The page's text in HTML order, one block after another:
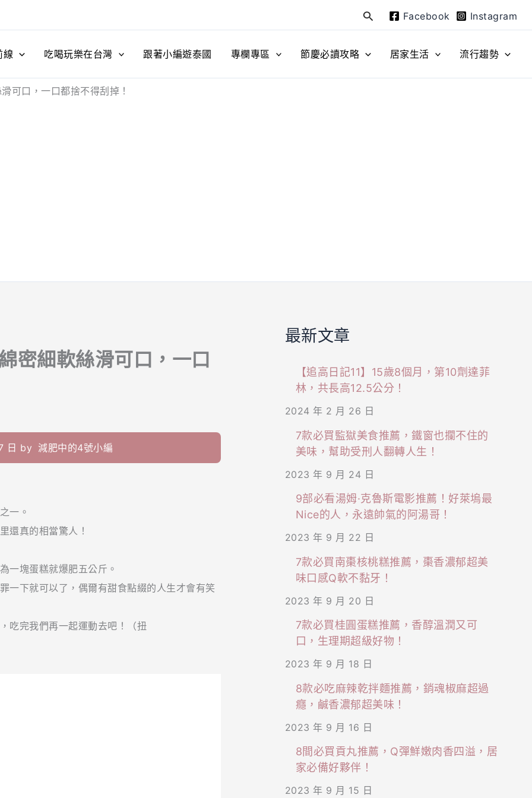
搜
尋
Facebook Instagram
線 吃喝玩樂在台灣 跟著小編遊泰國 專欄專區 節慶必讀攻略 居家生活 流行趨勢
可口，一口都捨不得刮掉！
密細軟絲滑可口，一口
日 by 減肥中的4號小編
一。
還真的相當驚人！
一塊蛋糕就爆肥五公斤。
一下就可以了，偶爾有甜食點綴的人生才會有笑
吃完我們再一起運動去吧！（扭
最新文章
【追高日記11】15歲8個月，第10劑達菲
林，共長高12.5公分！
2024 年 2 月 26 日
7款必買監獄美食推薦，鐵窗也攔不住的
美味，幫助受刑人翻轉人生！
2023 年 9 月 24 日
9部必看湯姆·克魯斯電影推薦！好萊塢最
Nice的人，永遠帥氣的阿湯哥！
2023 年 9 月 22 日
7款必買南棗核桃糕推薦，棗香濃郁超美
味口感Q軟不黏牙！
2023 年 9 月 20 日
7款必買桂圓蛋糕推薦，香醇溫潤又可
口，生理期超級好物！
2023 年 9 月 18 日
8款必吃麻辣乾拌麵推薦，銷魂椒麻超過
癮，鹹香濃郁超美味！
2023 年 9 月 16 日
8間必買貢丸推薦，Q彈鮮嫩肉香四溢，居
家必備好夥伴！
2023 年 9 月 15 日